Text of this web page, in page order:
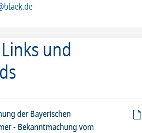
und
der Bayerischen
- Bekanntmachung vom